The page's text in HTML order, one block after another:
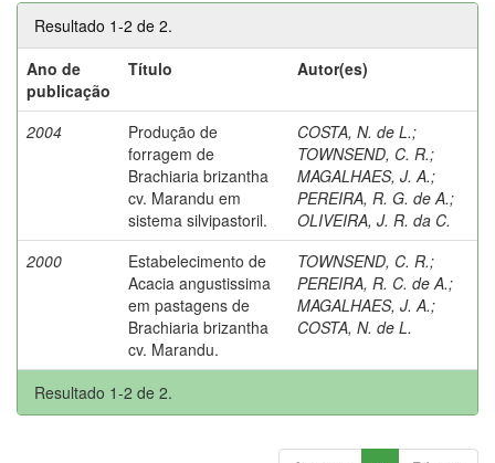
Resultado 1-2 de 2.
Ano de
publicação
Título Autor(es)
2004
Produção de
forragem de
Brachiaria brizantha
cv. Marandu em
sistema silvipastoril.
COSTA, N. de L.;
TOWNSEND, C. R.;
MAGALHAES, J. A.;
PEREIRA, R. G. de A.;
OLIVEIRA, J. R. da C.
2000
Estabelecimento de
Acacia angustissima
em pastagens de
Brachiaria brizantha
cv. Marandu.
TOWNSEND, C. R.;
PEREIRA, R. C. de A.;
MAGALHAES, J. A.;
COSTA, N. de L.
Resultado 1-2 de 2.